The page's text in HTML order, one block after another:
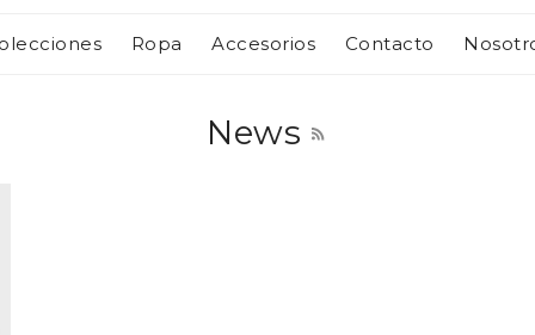
Ropa Accesorios Contacto
News